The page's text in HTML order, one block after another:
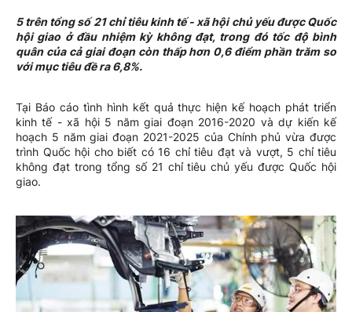
5 trên tổng số 21 chỉ tiêu kinh tế - xã hội chủ yếu được Quốc
hội giao ở đầu nhiệm kỳ không đạt, trong đó tốc độ bình
quân của cả giai đoạn còn thấp hơn 0,6 điểm phần trăm so
với mục tiêu đề ra 6,8%.
Tại Báo cáo tình hình kết quả thực hiện kế hoạch phát triển
kinh tế - xã hội 5 năm giai đoạn 2016-2020 và dự kiến kế
hoạch 5 năm giai đoạn 2021-2025 của Chính phủ vừa được
trình Quốc hội cho biết có 16 chỉ tiêu đạt và vượt, 5 chỉ tiêu
không đạt trong tổng số 21 chỉ tiêu chủ yếu được Quốc hội
giao.